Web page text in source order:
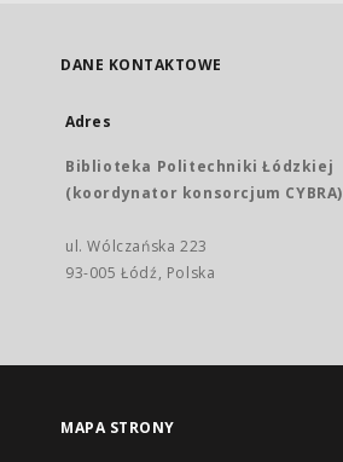
DANE KONTAKTOWE
Adres
Biblioteka Politechniki Łódzkiej
(koordynator konsorcjum CYBRA)
ul. Wólczańska 223
93-005 Łódź, Polska
MAPA STRONY